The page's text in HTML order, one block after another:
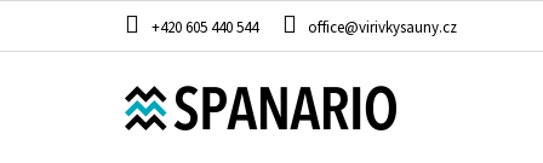
+420 605 440 544 office@virivkysauny.cz